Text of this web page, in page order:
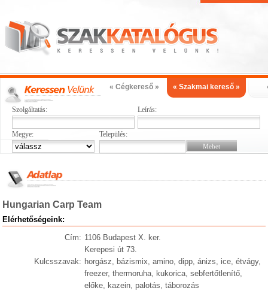
« Cégkereső » « Szakmai kereső »
Szolgáltatás: Leírás:
Megye: Település:
Hungarian Carp Team
Elérhetőségeink:
Cím: 1106 Budapest X. ker.
Kerepesi út 73.
Kulcsszavak: horgász, bázismix, amino, dipp, ánizs, ice, étvágy,
freezer, thermoruha, kukorica, sebfertőtlenítő,
előke, kazein, palotás, táborozás